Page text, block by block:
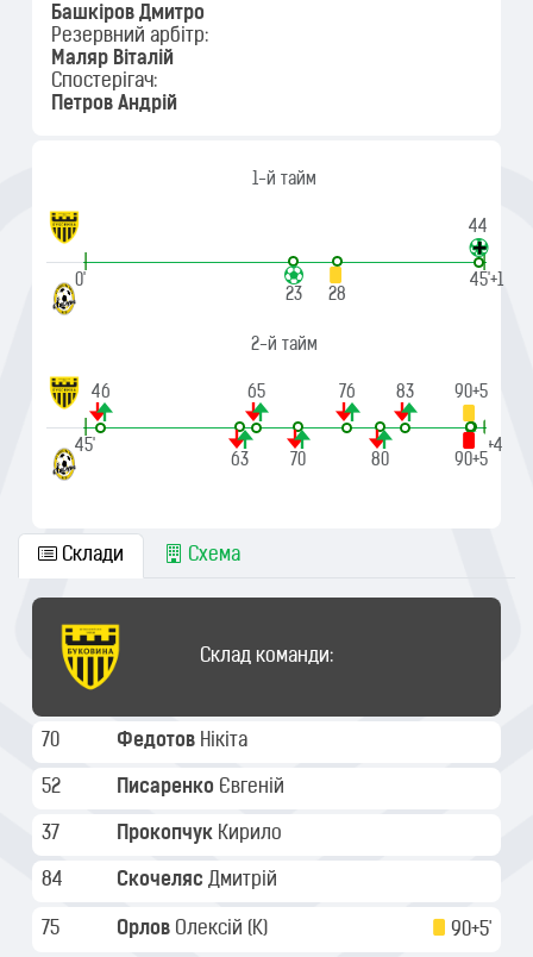
Башкіров Дмитро
Резервний арбітр:
Маляр Віталій
Спостерігач:
Петров Андрій
1-й тайм
44
|
0'
23
28
|
45'+1
2-й тайм
46 65 76 83 90+5
|
45'
63
70 80 90+4
90+5
|
90'+4
Склади Схема
Склад команди:
70 Федотов Нікіта
52 Писаренко Євгеній
37 Прокопчук Кирило
84 Скочеляс Дмитрій
75 Орлов Олексій (K) 90+5'